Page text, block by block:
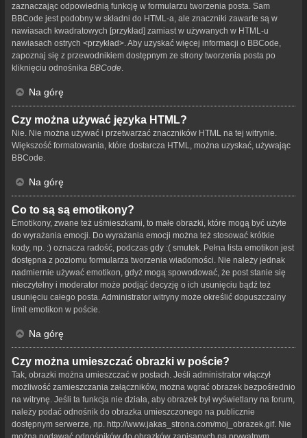
zaznaczając odpowiednią funkcję w formularzu tworzenia posta. Sam
BBCode jest podobny w składni do HTML-a, ale znaczniki zawarte są w
nawiasach kwadratowych [przykład] zamiast w używanych w HTML-u
nawiasach ostrych <przykład>. Aby uzyskać więcej informacji o BBCode,
zapoznaj się z przewodnikiem dostępnym ze strony tworzenia posta po
kliknięciu odnośnika BBCode.
Na górę
Czy można używać języka HTML?
Nie. Nie można używać i przetwarzać znaczników HTML na tej witrynie.
Większość formatowania, które dostarcza HTML, można uzyskać, używając
BBCode.
Na górę
Co to są są emotikony?
Emotikony, zwane też uśmieszkami, to małe obrazki, które mogą być użyte
do wyrażania emocji. Do wyrażania emocji można też stosować krótkie
kody, np. :) oznacza radość, podczas gdy :( smutek. Pełna lista emotikon jest
dostępna z poziomu formularza tworzenia wiadomości. Nie należy jednak
nadmiernie używać emotikon, gdyż mogą spowodować, że post stanie się
nieczytelny i moderator może podjąć decyzję o ich usunięciu bądź też
usunięciu całego posta. Administrator witryny może określić dopuszczalny
limit emotikon w poście.
Na górę
Czy można umieszczać obrazki w poście?
Tak, obrazki można umieszczać w postach. Jeśli administrator włączył
możliwość zamieszczania załączników, można wgrać obrazek bezpośrednio
na witrynę. Jeśli ta funkcja nie działa, aby obrazek był wyświetlany na forum,
należy podać odnośnik do obrazka umieszczonego na publicznie
dostępnym serwerze, np. http://www.jakas_strona.com/moj_obrazek.gif. Nie